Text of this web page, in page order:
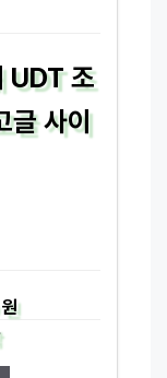
UDT 조
글 사이